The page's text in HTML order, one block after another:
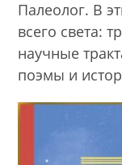
Палеолог. В
всего света:
научные
поэмы и